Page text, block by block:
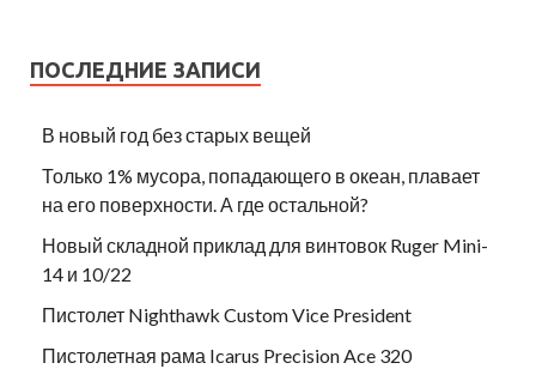
ПОСЛЕДНИЕ ЗАПИСИ
В новый год без старых вещей
Только 1% мусора, попадающего в океан, плавает
на его поверхности. А где остальной?
Новый складной приклад для винтовок Ruger Mini-
14 и 10/22
Пистолет Nighthawk Custom Vice President
Пистолетная рама Icarus Precision Ace 320